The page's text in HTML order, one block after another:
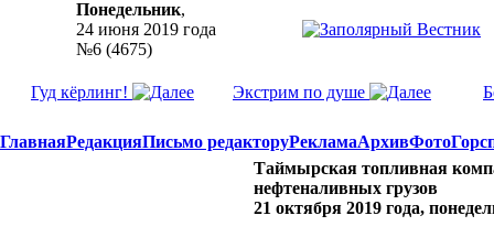
Понедельник,
24 июня 2019 года
№6 (4675)
Гуд кёрлинг! Экстрим по душе
ГлавнаяРедакцияПисьмо редакторуРекламаАрхивФото
Таймырская топливная
нефтеналивных грузов
21 октября 2019 года,